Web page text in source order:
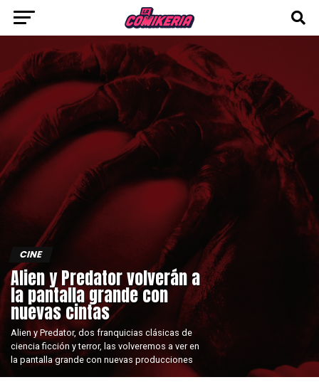
CINE
Alien y Predator volverán a
la pantalla grande con
nuevas cintas
Alien y Predator, dos franquicias clásicas de
ciencia ficción y terror, las volveremos a ver en
la pantalla grande con nuevas producciones